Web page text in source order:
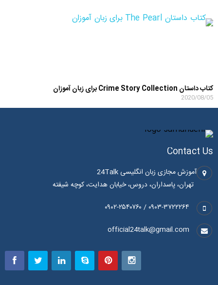
کتاب داستان Crime Story Collection برای زبان آموزان
2020/08/05
Contact Us
آموزش مجازی زبان انگلیسی 24Talk
تهران، پاسداران، دروس، خیابان هدایت، کوچه شیفته
۰۹۰۳-۳۷۲۲۲۶۴ / ۰۹۰۲-۲۵۴۰۷۶۰
official24talk@gmail.com